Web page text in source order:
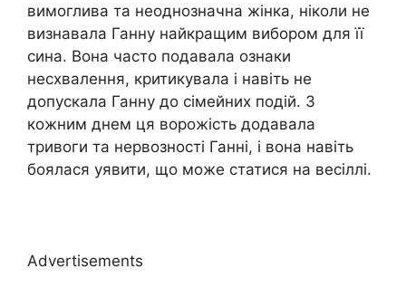
вимоглива та неоднозначна жінка, ніколи не
визнавала Ганну найкращим вибором для її
сина. Вона часто подавала ознаки
несхвалення, критикувала і навіть не
допускала Ганну до сімейних подій. З
кожним днем ця ворожість додавала
тривоги та нервозності Ганні, і вона навіть
боялася уявити, що може статися на весіллі.
Advertisements